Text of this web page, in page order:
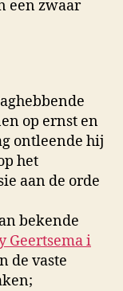
een zwaar
op ernst en
ontleende hij
het
aan de orde
bekende
Geertsemai
de vaste